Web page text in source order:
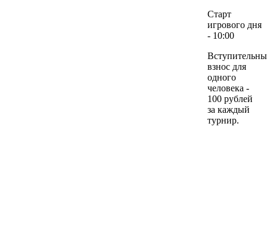
Старт
игрового дня
- 10:00
взнос для
одного
человека -
100 рублей
за каждый
турнир.